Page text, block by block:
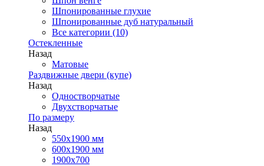
Шпонированные глухие
Шпонированные дуб натуральный
Все категории (10)
Остекленные
Назад
Матовые
Раздвижные двери (купе)
Назад
Одностворчатые
Двухстворчатые
По размеру
Назад
550x1900 мм
600x1900 мм
1900х700